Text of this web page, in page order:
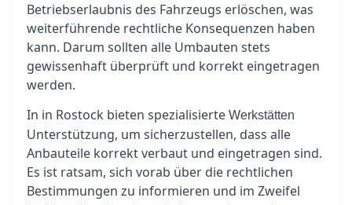
Betriebserlaubnis des Fahrzeugs erlöschen, was
weiterführende rechtliche Konsequenzen haben
kann. Darum sollten alle Umbauten stets
gewissenhaft überprüft und korrekt eingetragen
werden.
In in Rostock bieten spezialisierte Werkstätten
Unterstützung, um sicherzustellen, dass alle
Anbauteile korrekt verbaut und eingetragen sind.
Es ist ratsam, sich vorab über die rechtlichen
Bestimmungen zu informieren und im Zweifel